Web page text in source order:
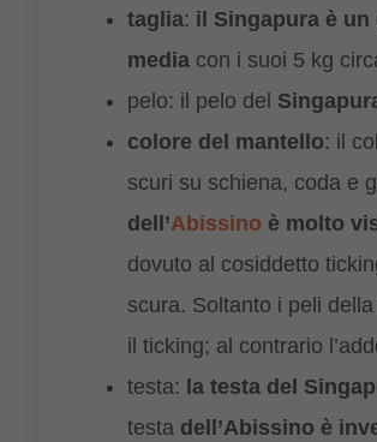
taglia: il Singapura è
media con i suoi 5 kg
pelo: il pelo del
colore del mantello: il
scuri su schiena, coda e
dell’Abissino è molto
dovuto al cosiddetto
scura. Soltanto i peli
il ticking; al contrario
testa: la testa del
testa dell’Abissino è